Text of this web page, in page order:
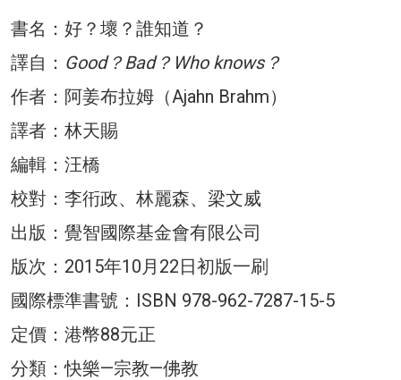
書名：好？壞？誰知道？
譯自： Good？Bad？Who knows？
作者：阿姜布拉姆（Ajahn Brahm）
譯者：林天賜
編輯：汪橋
校對：李衎政、林麗森、梁文威
出版：覺智國際基金會有限公司
版次：2015年10月22日初版一刷
國際標準書號：ISBN 978-962-7287-15-5
定價：港幣88元正
分類：快樂—宗教—佛教